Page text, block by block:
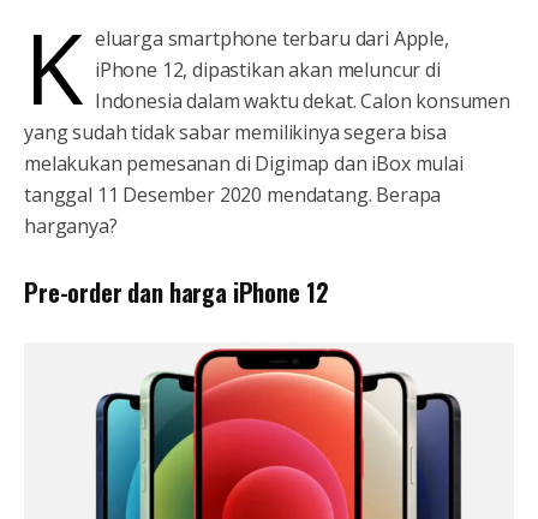
K eluarga smartphone terbaru dari Apple,
iPhone 12, dipastikan akan meluncur di
Indonesia dalam waktu dekat. Calon konsumen
yang sudah tidak sabar memilikinya segera bisa
melakukan pemesanan di Digimap dan iBox mulai
tanggal 11 Desember 2020 mendatang. Berapa
harganya?
Pre-order dan harga iPhone 12